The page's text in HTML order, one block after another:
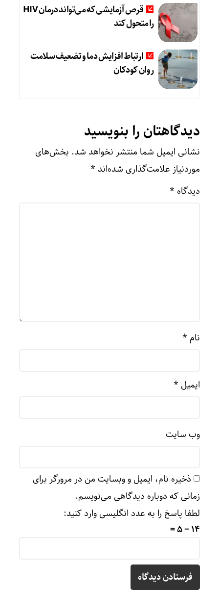
قرص آزمایشی که می‌تواند درمان HIV
را متحول کند
ارتباط افزایش دما و تضعیف سلامت
روان کودکان
دیدگاهتان را بنویسید
نشانی ایمیل شما منتشر نخواهد شد. بخش‌های
موردنیاز علامت‌گذاری شده‌اند *
دیدگاه *
نام *
ایمیل *
وب‌ سایت
ذخیره نام، ایمیل و وبسایت من در مرورگر برای
زمانی که دوباره دیدگاهی می‌نویسم.
لطفا پاسخ را به عدد انگلیسی وارد کنید:
14 − 5 =